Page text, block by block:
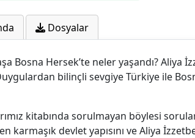
Dosyalar
Bosna Hersek’te neler yaşandı? Aliya
bilinçli sevgiye Türkiye ile
kitabında sorulmayan böylesi
karmaşık devlet yapısını ve Aliya